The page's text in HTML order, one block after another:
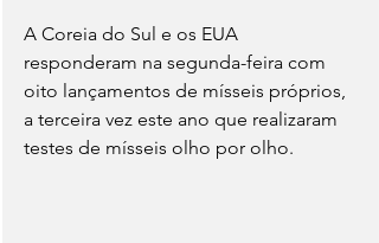
A Coreia do Sul e os EUA
responderam na segunda-feira com
oito lançamentos de mísseis próprios,
a terceira vez este ano que realizaram
testes de mísseis olho por olho.